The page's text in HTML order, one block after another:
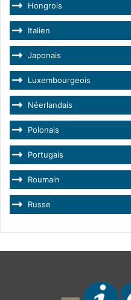
Hongrois
Italien
Japonais
Luxembourgeois
Néerlandais
Polonais
Portugais
Roumain
Russe